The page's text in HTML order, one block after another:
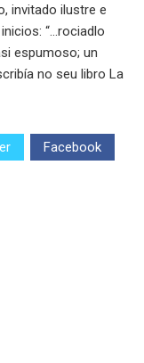
invitado ilustre e
“…rociadlo
espumoso; un
no seu libro La
Facebook